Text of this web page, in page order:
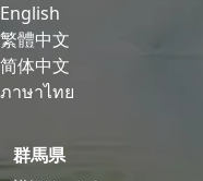
English
繁體中文
简体中文
ภาษาไทย
群馬県